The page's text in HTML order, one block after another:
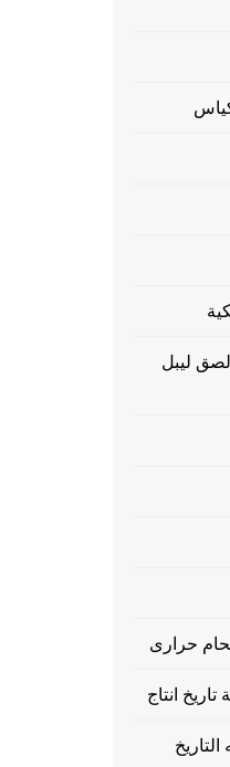
ليبل
حرارى
انتاج